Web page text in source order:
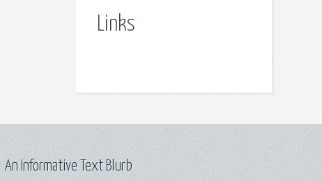
Links
An Informative Text Blurb